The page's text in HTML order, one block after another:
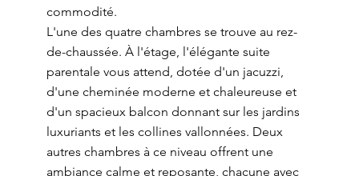
commodité.
L'une des quatre chambres se trouve au rez-
de-chaussée. À l'étage, l'élégante suite
parentale vous attend, dotée d'un jacuzzi,
d'une cheminée moderne et chaleureuse et
d'un spacieux balcon donnant sur les jardins
luxuriants et les collines vallonnées. Deux
autres chambres à ce niveau offrent une
ambiance calme et reposante, chacune avec